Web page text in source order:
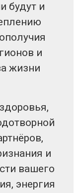
будут и
и
жизни
и
вашего
энергия